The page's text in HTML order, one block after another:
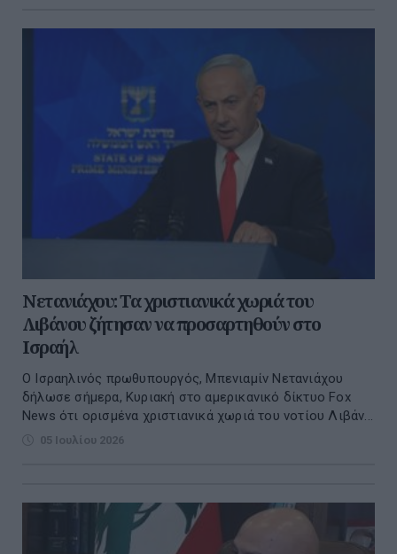
Νετανιάχου: Τα χριστιανικά χωριά του
Λιβάνου ζήτησαν να προσαρτηθούν στο
Ισραήλ
Ο Ισραηλινός πρωθυπουργός, Μπενιαμίν Νετανιάχου
δήλωσε σήμερα, Κυριακή στο αμερικανικό δίκτυο Fox
News ότι ορισμένα χριστιανικά χωριά του νοτίου Λιβάν...
05 Ιουλίου 2026